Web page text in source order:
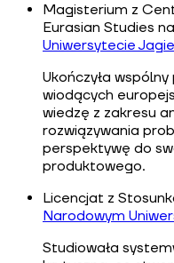
Magisterium z
Eurasian Studies na
Uniwersytecie
Ukończyła
wiodących
wiedzę z zakresu
rozwiązywania
perspektywę do
produktowego.
Licencjat z
Narodowym
Studiowała